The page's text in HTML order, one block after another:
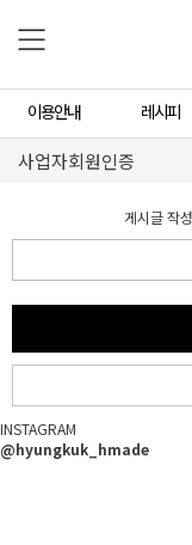
이용안내 레시피
사업자회원인증
게시글 작
INSTAGRAM
@hyungkuk_hmade